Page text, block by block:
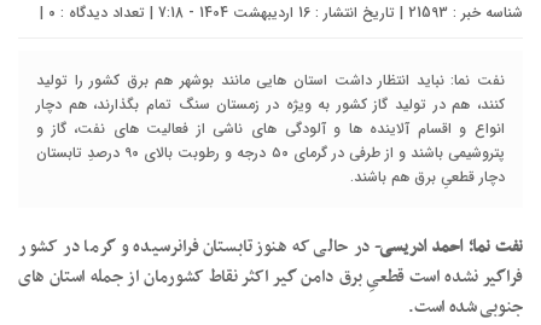
شناسه خبر : 21593 | تاریخ انتشار : 16 اردیبهشت 1404 - 7:18 | تعداد دیدگاه : ۰ |
نفت نما: نباید انتظار داشت استان هایی مانند بوشهر هم برق کشور را تولید
کنند، هم در تولید گاز کشور به ویژه در زمستان سنگ تمام بگذارند، هم دچار
انواع و اقسام آلاینده ها و آلودگی های ناشی از فعالیت های نفت، گاز و
پتروشیمی باشند و از طرفی در گرمای ۵۰ درجه و رطوبت بالای ۹۰ درصدِ تابستان
دچار قطعیِ برق هم باشند.
نفت نما؛ احمد ادریسی-در حالی که هنوز تابستان فرانرسیده و گرما در کشور
فراگیر نشده است قطعیِ برق دامن گیر اکثر نقاط کشورمان از جمله استان های
جنوبی شده است.